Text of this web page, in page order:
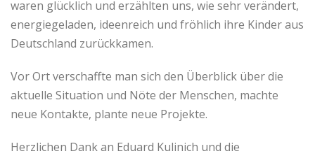
waren glücklich und erzählten uns, wie sehr verändert,
energiegeladen, ideenreich und fröhlich ihre Kinder aus
Deutschland zurückkamen.
Vor Ort verschaffte man sich den Überblick über die
aktuelle Situation und Nöte der Menschen, machte
neue Kontakte, plante neue Projekte.
Herzlichen Dank an Eduard Kulinich und die